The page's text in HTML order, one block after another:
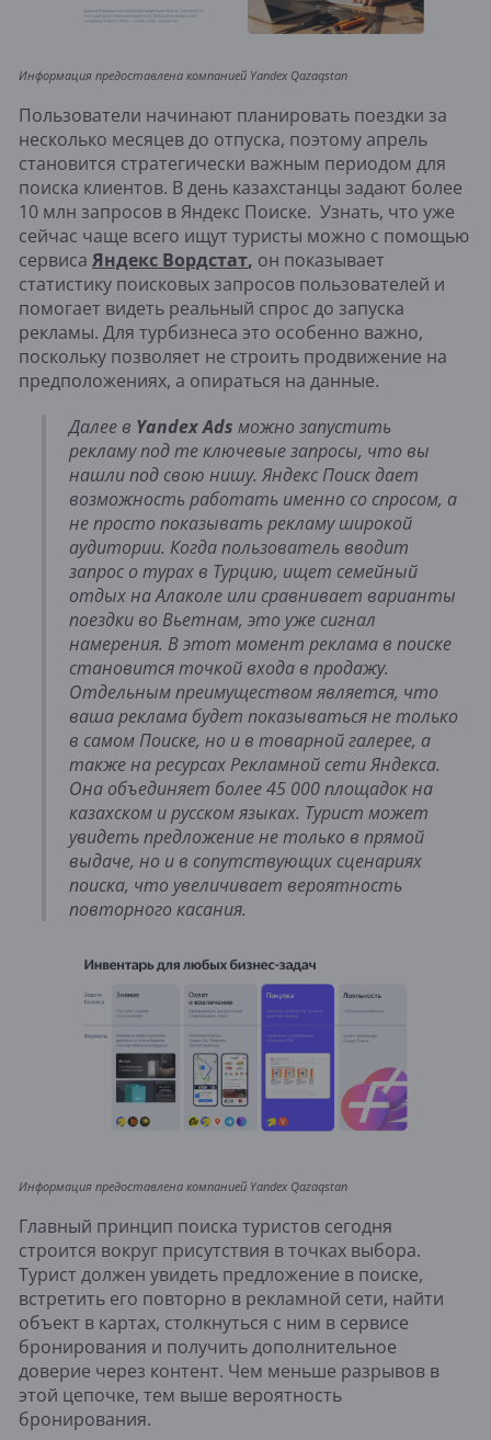
Информация предоставлена компанией Yandex Qazaqstan
Пользователи начинают планировать поездки за
несколько месяцев до отпуска, поэтому апрель
становится стратегически важным периодом для
поиска клиентов. В день казахстанцы задают более
10 млн запросов в Яндекс Поиске. Узнать, что уже
сейчас чаще всего ищут туристы можно с помощью
сервиса Яндекс Вордстат, он показывает
статистику поисковых запросов пользователей и
помогает видеть реальный спрос до запуска
рекламы. Для турбизнеса это особенно важно,
поскольку позволяет не строить продвижение на
предположениях, а опираться на данные.
Далее в Yandex Ads можно запустить
рекламу под те ключевые запросы, что вы
нашли под свою нишу. Яндекс Поиск дает
возможность работать именно со спросом, а
не просто показывать рекламу широкой
аудитории. Когда пользователь вводит
запрос о турах в Турцию, ищет семейный
отдых на Алаколе или сравнивает варианты
поездки во Вьетнам, это уже сигнал
намерения. В этот момент реклама в поиске
становится точкой входа в продажу.
Отдельным преимуществом является, что
ваша реклама будет показываться не только
в самом Поиске, но и в товарной галерее, а
также на ресурсах Рекламной сети Яндекса.
Она объединяет более 45 000 площадок на
казахском и русском языках. Турист может
увидеть предложение не только в прямой
выдаче, но и в сопутствующих сценариях
поиска, что увеличивает вероятность
повторного касания.
Информация предоставлена компанией Yandex Qazaqstan
Главный принцип поиска туристов сегодня
строится вокруг присутствия в точках выбора.
Турист должен увидеть предложение в поиске,
встретить его повторно в рекламной сети, найти
объект в картах, столкнуться с ним в сервисе
бронирования и получить дополнительное
доверие через контент. Чем меньше разрывов в
этой цепочке, тем выше вероятность
бронирования.